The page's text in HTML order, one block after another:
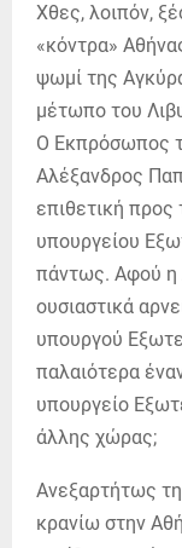
Χθες, λοιπόν,
«κόντρα»
ψωμί της
μέτωπο του
Ο Εκπρόσωπος
Αλέξανδρος
επιθετική
υπουργείου
πάντως. Αφού η
ουσιαστικά
υπουργού
παλαιότερα
υπουργείο
άλλης χώρας;
Ανεξαρτήτως
κρανίω στην